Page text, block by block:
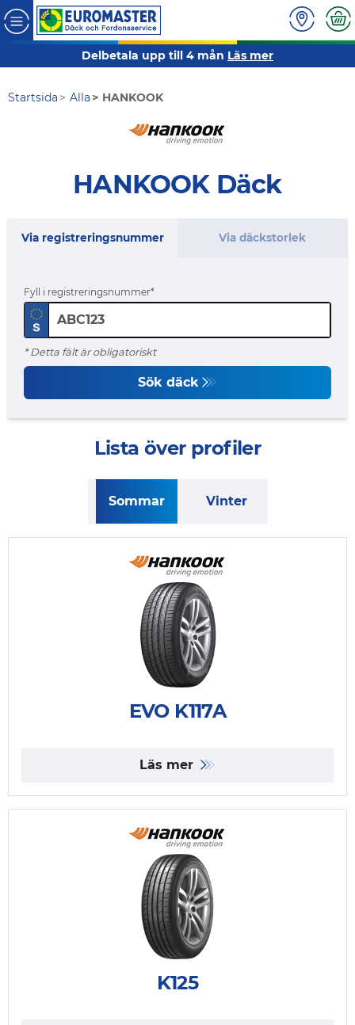
Delbetala upp till 4 mån Läs mer
Startsida Alla HANKOOK
HANKOOK Däck
Via registreringsnummer Via däckstorlek
Fyll i registreringsnummer
* Detta fält är obligatoriskt
Sök däck
Lista över profiler
Sommar Vinter
EVO K117A
Läs mer
K125